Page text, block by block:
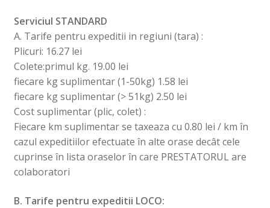
Serviciul STANDARD
A. Tarife pentru expeditii in regiuni (tara) :
Plicuri: 16.27 lei
Colete:primul kg. 19.00 lei
fiecare kg suplimentar (1-50kg) 1.58 lei
fiecare kg suplimentar (> 51kg) 2.50 lei
Cost suplimentar (plic, colet) :
Fiecare km suplimentar se taxeaza cu 0.80 lei / km în
cazul expeditiilor efectuate în alte orase decât cele
cuprinse în lista oraselor în care PRESTATORUL are
colaboratori
B. Tarife pentru expeditii LOCO: